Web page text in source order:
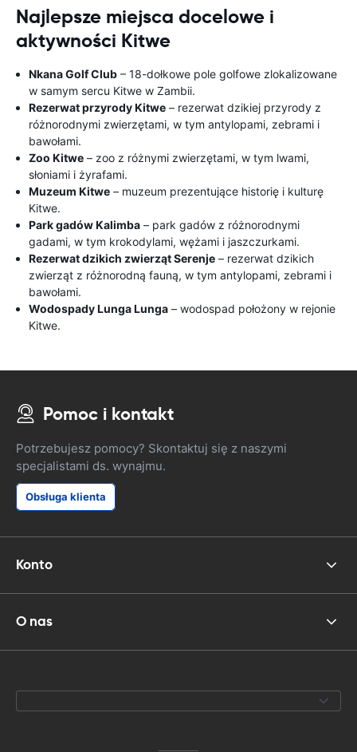
Najlepsze miejsca docelowe i
aktywności Kitwe
Nkana Golf Club – 18-dołkowe pole golfowe zlokalizowane
w samym sercu Kitwe w Zambii.
Rezerwat przyrody Kitwe – rezerwat dzikiej przyrody z
różnorodnymi zwierzętami, w tym antylopami, zebrami i
bawołami.
Zoo Kitwe – zoo z różnymi zwierzętami, w tym lwami,
słoniami i żyrafami.
Muzeum Kitwe – muzeum prezentujące historię i kulturę
Kitwe.
Park gadów Kalimba – park gadów z różnorodnymi
gadami, w tym krokodylami, wężami i jaszczurkami.
Rezerwat dzikich zwierząt Serenje – rezerwat dzikich
zwierząt z różnorodną fauną, w tym antylopami, zebrami i
bawołami.
Wodospady Lunga Lunga – wodospad położony w rejonie
Kitwe.
Pomoc i kontakt
Potrzebujesz pomocy? Skontaktuj się z naszymi
specjalistami ds. wynajmu.
Obsługa klienta
Konto
O nas